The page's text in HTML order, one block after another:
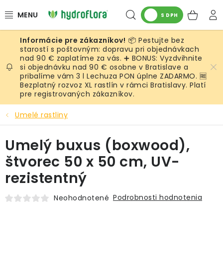
na
Hľadať
S DPH
RASTLINY
UMELÉ RASTLINY
KVETINÁČE
SUBSTRÁTY A PRÍSLUŠENSTVO
SERVIS INTERIÉROVEJ ZELENE
MACHY
ŽIVÉ STENY
📦 Pestujte bez
starostí s poštovným: dopravu pri objednávkach
nad 90 € zaplatíme za vás. ➕ BONUS: Vyzdvihnite
si objednávku nad 90 € osobne v Bratislave a
pribalíme vám 3 l Lechuza PON úplne ZADARMO. 🆓
Bezplatný rozvoz XL rastlín v rámci Bratislavy. Platí
pre registrovaných zákazníkov.
Umelé rastliny
Umelý buxus (boxwood),
štvorec 50 x 50 cm, UV-
rezistentný
Neohodnotené Podrobnosti hodnotenia